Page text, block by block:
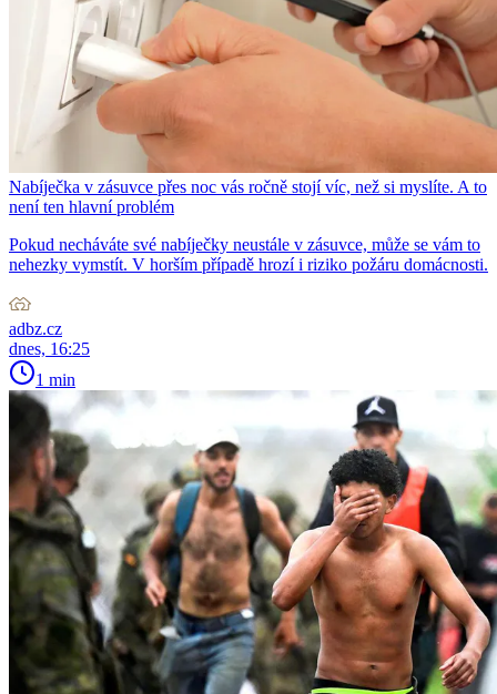
Nabíječka v zásuvce přes noc vás ročně stojí víc, než si myslíte. A to
není ten hlavní problém
Pokud necháváte své nabíječky neustále v zásuvce, může se vám to
nehezky vymstít. V horším případě hrozí i riziko požáru domácnosti.
adbz.cz
dnes, 16:25
1 min